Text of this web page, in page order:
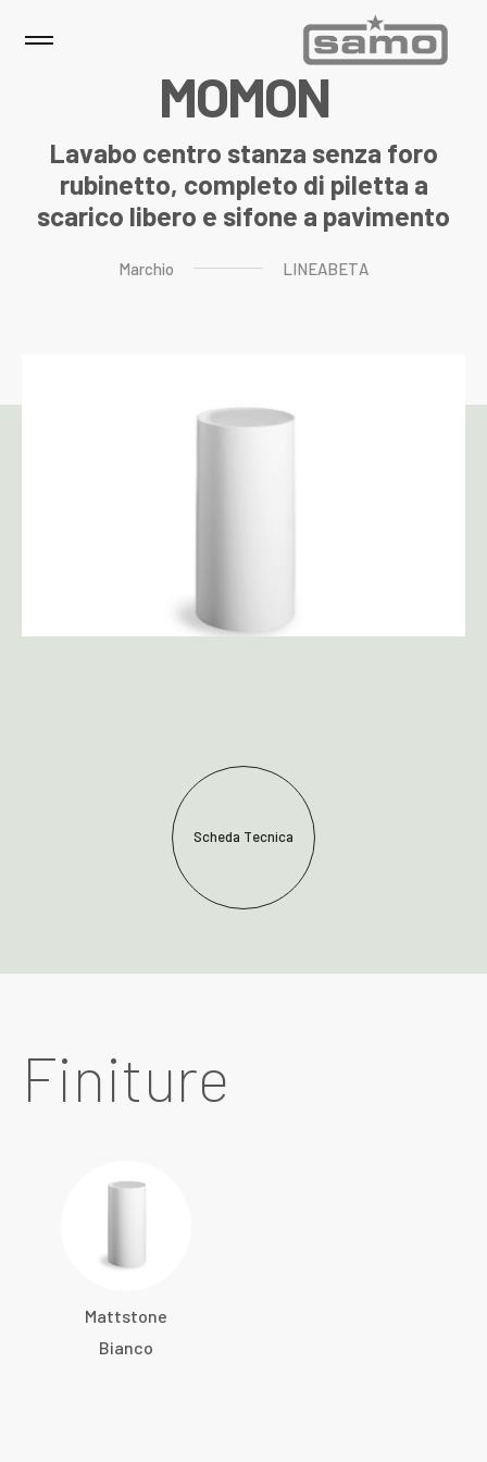
MOMON
Lavabo centro stanza senza foro
rubinetto, completo di piletta a
scarico libero e sifone a pavimento
Marchio LINEABETA
Scheda Tecnica
Finiture
Mattstone
Bianco